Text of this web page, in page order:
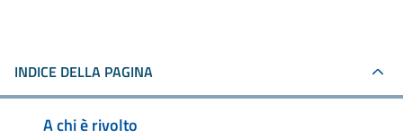
INDICE DELLA PAGINA
A chi è rivolto